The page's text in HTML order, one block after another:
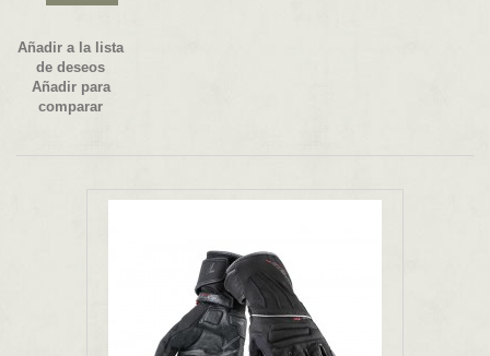
Añadir a la lista
de deseos
Añadir para
comparar